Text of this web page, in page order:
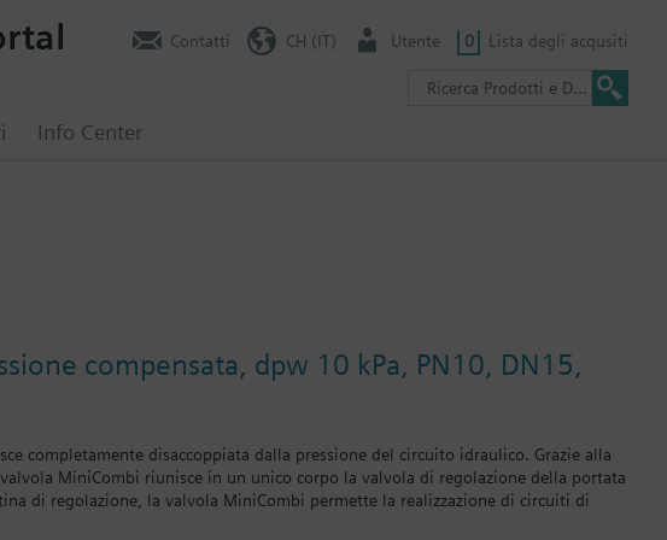
Info Center
Contatti CH (IT) Utente 0 Lista degli acqusiti
compensata, dpw 10 kPa, PN10, DN15,
completamente disaccoppiata dalla pressione del circuito idraulico. Grazie alla
MiniCombi riunisce in un unico corpo la valvola di regolazione della portata
di regolazione, la valvola MiniCombi permette la realizzazione di circuiti di
reciproca è eliminato definitivamente. L’intera installazione e taratura delle